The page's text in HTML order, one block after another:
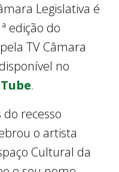
Legislativa é
edição do
TV Câmara
no
.
recesso
o artista
Cultural da